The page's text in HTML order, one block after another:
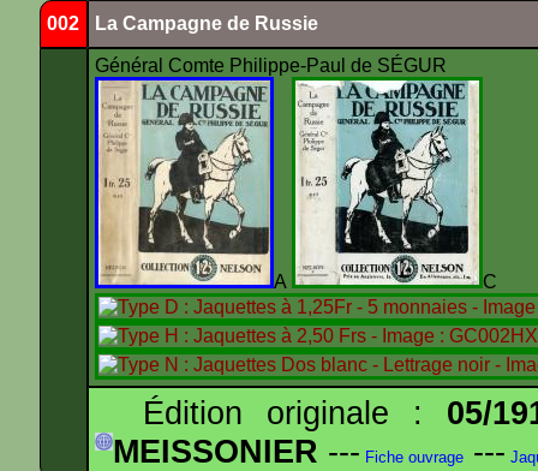
002 La Campagne de Russie
Général Comte Philippe-Paul de SÉGUR
A C
Édition originale : 05/
MEISSONIER --- Fiche ouvrage ---